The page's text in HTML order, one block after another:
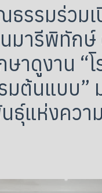
รรมร่วมเ
นมารีพิทัก
าดูงาน “โ
ต้นแบบ”
ธุ์แห่งควา